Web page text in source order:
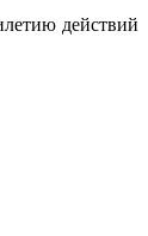
действий